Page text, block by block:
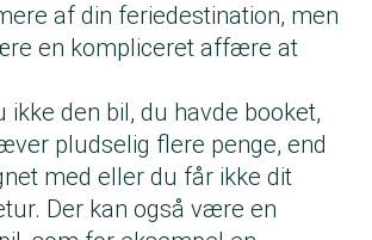
af din feriedestination, men
en kompliceret affære at
ikke den bil, du havde booket,
pludselig flere penge, end
med eller du får ikke dit
Der kan også være en